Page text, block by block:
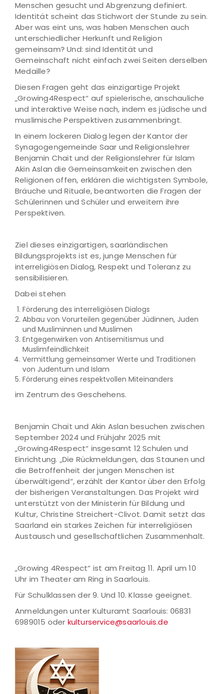
Menschen gesucht und Abgrenzung definiert.
Identität scheint das Stichwort der Stunde zu sein.
Aber was eint uns, was haben Menschen auch
unterschiedlicher Herkunft und Religion
gemeinsam? Und: sind Identität und
Gemeinschaft nicht einfach zwei Seiten derselben
Medaille?
Diesen Fragen geht das einzigartige Projekt
„Growing4Respect“ auf spielerische, anschauliche
und interaktive Weise nach, indem es jüdische und
muslimische Perspektiven zusammenbringt.
In einem lockeren Dialog legen der Kantor der
Synagogengemeinde Saar und Religionslehrer
Benjamin Chait und der Religionslehrer für Islam
Akin Aslan die Gemeinsamkeiten zwischen den
Religionen offen, erklären die wichtigsten Symbole,
Bräuche und Rituale, beantworten die Fragen der
Schülerinnen und Schüler und erweitern ihre
Perspektiven.
Ziel dieses einzigartigen, saarländischen
Bildungsprojekts ist es, junge Menschen für
interreligiösen Dialog, Respekt und Toleranz zu
sensibilisieren.
Dabei stehen
Förderung des interreligiösen Dialogs
Abbau von Vorurteilen gegenüber Jüdinnen, Juden
und Musliminnen und Muslimen
Entgegenwirken von Antisemitismus und
Muslimfeindlichkeit
Vermittlung gemeinsamer Werte und Traditionen
von Judentum und Islam
Förderung eines respektvollen Miteinanders
im Zentrum des Geschehens.
Benjamin Chait und Akin Aslan besuchen zwischen
September 2024 und Frühjahr 2025 mit
„Growing4Respect“ insgesamt 12 Schulen und
Einrichtung. „Die Rückmeldungen, das Staunen und
die Betroffenheit der jungen Menschen ist
überwältigend“, erzählt der Kantor über den Erfolg
der bisherigen Veranstaltungen. Das Projekt wird
unterstützt von der Ministerin für Bildung und
Kultur, Christine Streichert-Clivot. Damit setzt das
Saarland ein starkes Zeichen für interreligiösen
Austausch und gesellschaftlichen Zusammenhalt.
„Growing 4Respect“ ist am Freitag 11. April um 10
Uhr im Theater am Ring in Saarlouis.
Für Schulklassen der 9. Und 10. Klasse geeignet.
Anmeldungen unter Kulturamt Saarlouis: 06831
6989015 oder kulturservice@saarlouis.de